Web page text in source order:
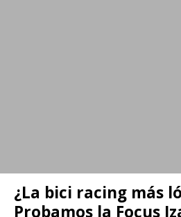
¿La bici racing más
Probamos la Focus